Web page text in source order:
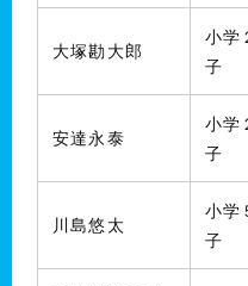
大塚勘大郎
小学
子
安達永泰
小学
子
川島悠太
小学
子